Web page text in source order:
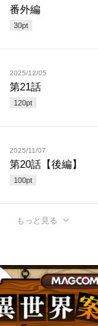
番外編
30pt
2025/12/05
第21話
120pt
2025/11/07
第20話【後編】
100pt
もっと見る